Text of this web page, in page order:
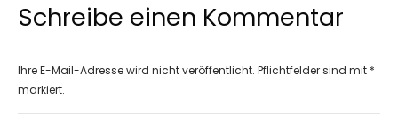
Schreibe einen Kommentar
Ihre E-Mail-Adresse wird nicht veröffentlicht. Pflichtfelder sind mit *
markiert.